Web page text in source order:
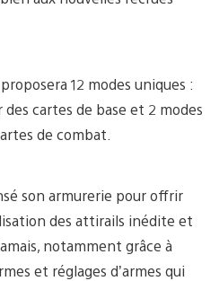
12 modes uniques :
cartes de base et 2 modes
de combat.
son armurerie pour offrir
des attirails inédite et
notamment grâce à
et réglages d’armes qui